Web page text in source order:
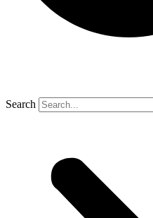
Search